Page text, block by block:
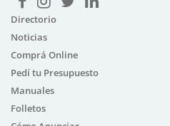
Directorio
Noticias
Comprá Online
Pedí tu Presupuesto
Manuales
Folletos